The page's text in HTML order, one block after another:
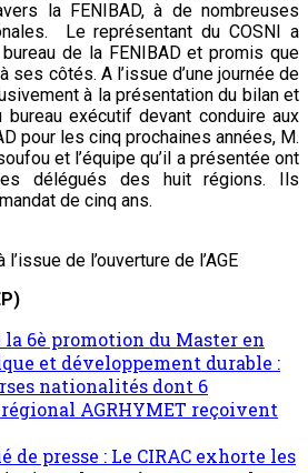
la FENIBAD, à de nombreuses
Le représentant du COSNI a
bureau de la FENIBAD et promis que
ses côtés. A l’issue d’une journée de
à la présentation du bilan et
bureau exécutif devant conduire aux
pour les cinq prochaines années, M.
et l’équipe qu’il a présentée ont
délégués des huit régions. Ils
de cinq ans.
de l’ouverture de l’AGE
la 6è promotion du Master en
et développement durable :
nationalités dont 6
AGRHYMET reçoivent
de presse : Le CIRAC exhorte les